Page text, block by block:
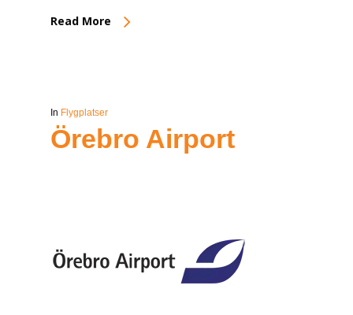
Read More
In Flygplatser
Örebro Airport